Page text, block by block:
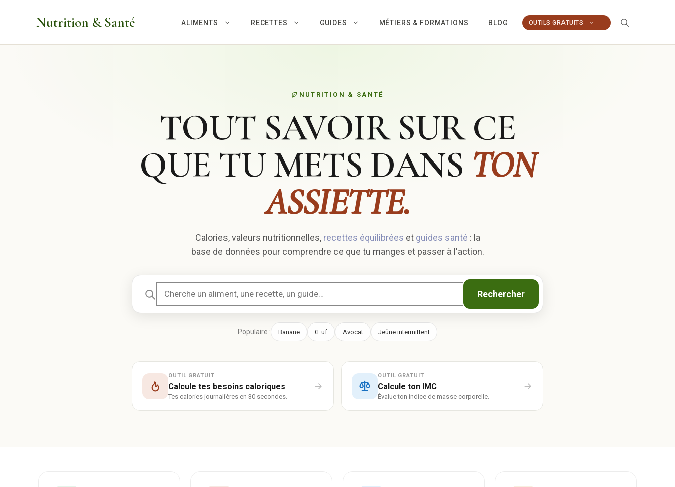
Nutrition & Santé ALIMENTS RECETTES GUIDES MÉTIERS & FORMATIONS BLOG OUTILS GRATUITS
NUTRITION & SANTÉ
TOUT SAVOIR SUR CE
QUE TU METS DANS TON
ASSIETTE.
Calories, valeurs nutritionnelles, recettes équilibrées et guides santé : la
base de données pour comprendre ce que tu manges et passer à l'action.
Rechercher
Populaire : Banane Œuf Avocat Jeûne intermittent
OUTIL GRATUIT
Calcule tes besoins caloriques
Tes calories journalières en 30 secondes.
OUTIL GRATUIT
Calcule ton IMC
Évalue ton indice de masse corporelle.